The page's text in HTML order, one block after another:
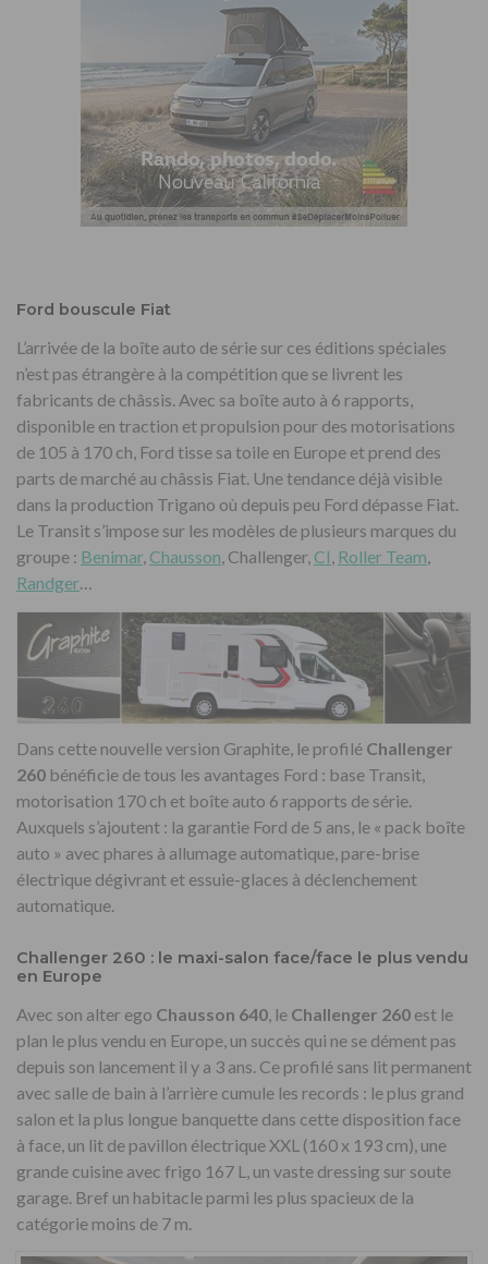
Ford bouscule Fiat
L’arrivée de la boîte auto de série sur ces éditions spéciales
n’est pas étrangère à la compétition que se livrent les
fabricants de châssis. Avec sa boîte auto à 6 rapports,
disponible en traction et propulsion pour des motorisations
de 105 à 170 ch, Ford tisse sa toile en Europe et prend des
parts de marché au châssis Fiat. Une tendance déjà visible
dans la production Trigano où depuis peu Ford dépasse Fiat.
Le Transit s’impose sur les modèles de plusieurs marques du
groupe : Benimar, Chausson , Challenger, CI Roller Team
Randger
Dans cette nouvelle version Graphite, le profilé Challenger
260 bénéficie de tous les avantages Ford : base Transit,
motorisation 170 ch et boîte auto 6 rapports de série.
Auxquels s’ajoutent : la garantie Ford de 5 ans, le « pack boîte
auto » avec phares à allumage automatique, pare-brise
électrique dégivrant et essuie-glaces à déclenchement
automatique.
Challenger 260 : le maxi-salon face/face le plus vendu
en Europe
Avec son alter ego Chausson 640, le Challenger 260 est le
plan le plus vendu en Europe, un succès qui ne se dément pas
depuis son lancement il y a 3 ans. Ce profilé sans lit permanent
avec salle de bain à l’arrière cumule les records : le plus grand
salon et la plus longue banquette dans cette disposition face
à face, un lit de pavillon électrique XXL (160 x 193 cm), une
grande cuisine avec frigo 167 L, un vaste dressing sur soute
garage. Bref un habitacle parmi les plus spacieux de la
catégorie moins de 7 m.